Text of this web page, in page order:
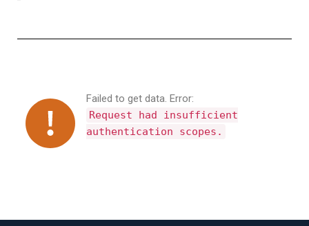
Failed to get data. Error:
Request had insufficient
authentication scopes.